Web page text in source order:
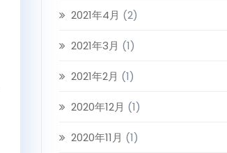
2021年4月 (2)
2021年3月 (1)
2021年2月 (1)
2020年12月 (1)
2020年11月 (1)